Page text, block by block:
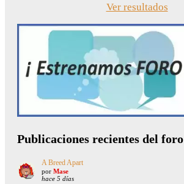
Ver resultados
Publicaciones recientes del foro
A Breed Apart
por Mase
hace 5 días